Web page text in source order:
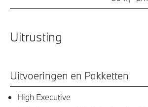
Uitrusting
Uitvoeringen en Pakketten
High Executive